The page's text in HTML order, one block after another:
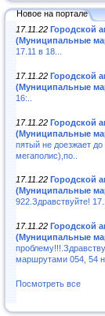
Новое на портале
17.11.22 Городской
(Муниципальные
17.11 в 18...
17.11.22 Городской
(Муниципальные
16:..
17.11.22 Городской
(Муниципальные
пятый не доезжает до
мегаполис),по..
17.11.22 Городской
(Муниципальные
922.Здравствуйте!
17.11.22 Городской
(Муниципальные
маршрутами 054, 54
Посмотреть все